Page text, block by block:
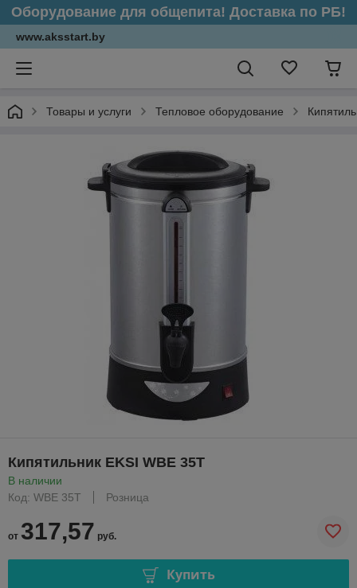
Оборудование для общепита! Доставка по РБ!
www.aksstart.by
Товары и услуги Тепловое оборудование
Кипятильник EKSI WBE 35T
В наличии
Код: WBE 35T
Розница
от 317,57 руб.
Купить